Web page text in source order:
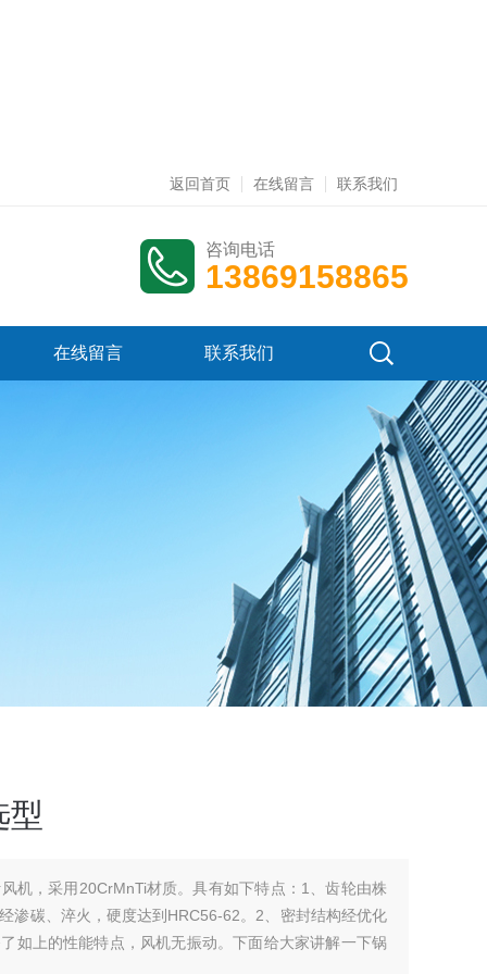
返回首页 在线留言 联系我们
咨询电话
13869158865
在线留言 联系我们
型
机，采用20CrMnTi材质。具有如下特点：1、齿轮由株
渗碳、淬火，硬度达到HRC56-62。2、密封结构经优化
如上的性能特点，风机无振动。下面给大家讲解一下锅